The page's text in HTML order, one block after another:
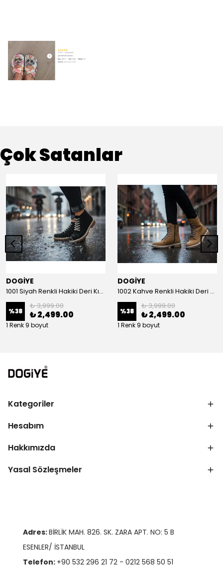
Çok Satanlar
DOGİYE
1001 Siyah Renkli Hakiki Deri Kışlık Bot
%38
₺ 3,999.00
₺ 2,499.00
1 Renk 9 boyut
DOGİYE
1002 Kahve Renkli Hakiki Deri Kışlık Bot
%38
₺ 3,999.00
₺ 2,499.00
1 Renk 9 boyut
Kategoriler
Hesabım
Hakkımızda
Yasal Sözleşmeler
Adres:BİRLİK MAH. 826. SK. ZARA APT. NO: 5 B
ESENLER/ İSTANBUL
Telefon: +90 532 296 21 72 - 0212 568 50 51